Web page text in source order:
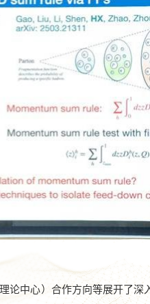
论中心）合作方向等展开了